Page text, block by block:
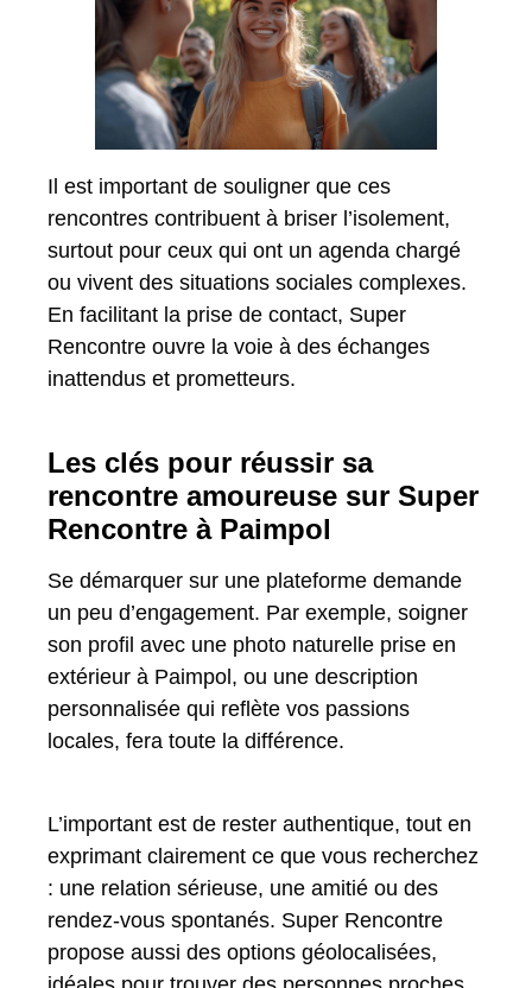
Il est important de souligner que ces
rencontres contribuent à briser l’isolement,
surtout pour ceux qui ont un agenda chargé
ou vivent des situations sociales complexes.
En facilitant la prise de contact, Super
Rencontre ouvre la voie à des échanges
inattendus et prometteurs.
Les clés pour réussir sa
rencontre amoureuse sur Super
Rencontre à Paimpol
Se démarquer sur une plateforme demande
un peu d’engagement. Par exemple, soigner
son profil avec une photo naturelle prise en
extérieur à Paimpol, ou une description
personnalisée qui reflète vos passions
locales, fera toute la différence.
L’important est de rester authentique, tout en
exprimant clairement ce que vous recherchez
: une relation sérieuse, une amitié ou des
rendez-vous spontanés. Super Rencontre
propose aussi des options géolocalisées,